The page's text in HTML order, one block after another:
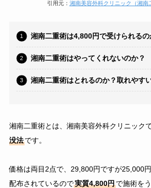
引用元： 湘南美容外科クリニック（湘南
湘南二重術は4,800円で受けられるの
湘南二重術はやってくれないのか？
湘南二重術はとれるのか？取れやす
湘南二重術とは、湘南美容外科クリニック
没法です。
価格は両目2点で、29,800円ですが25,000
配布されているので実質4,800円で施術を